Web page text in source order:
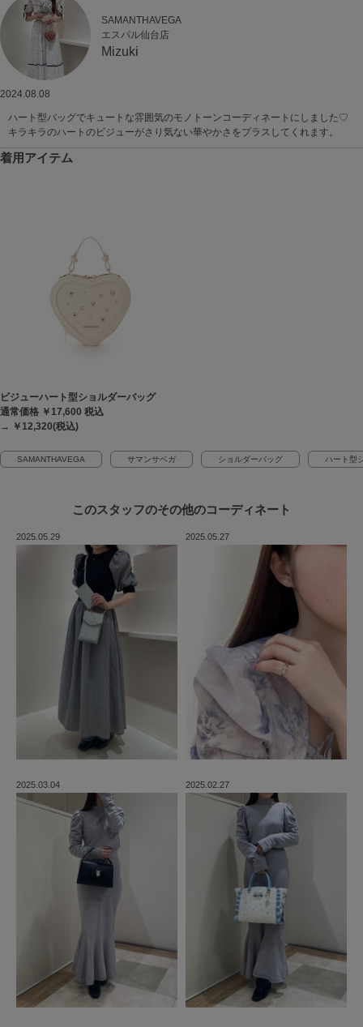
SAMANTHAVEGA
エスパル仙台店
Mizuki
2024.08.08
ハート型バッグでキュートな雰囲気のモノトーンコーディネートにしました♡
キラキラのハートのビジューがさり気ない華やかさをプラスしてくれます。
着用アイテム
ビジューハート型ショルダーバッグ
通常価格 ￥17,600 税込
→ ￥12,320(税込)
SAMANTHAVEGA サマンサベガ ショルダーバッグ ハート型
このスタッフのその他のコーディネート
2025.05.29 2025.05.27
2025.03.04 2025.02.27